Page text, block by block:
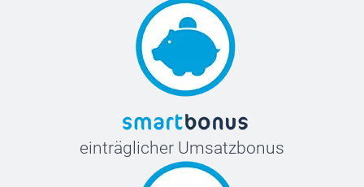
einträglicher Umsatzbonus